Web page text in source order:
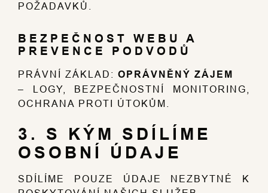
POŽADAVKŮ.
BEZPEČNOST WEBU A
PREVENCE PODVODŮ
PRÁVNÍ ZÁKLAD: OPRÁVNĚNÝ ZÁJEM
– LOGY, BEZPEČNOSTNÍ MONITORING,
OCHRANA PROTI ÚTOKŮM.
3. S KÝM SDÍLÍME
OSOBNÍ ÚDAJE
SDÍLÍME POUZE ÚDAJE NEZBYTNÉ K